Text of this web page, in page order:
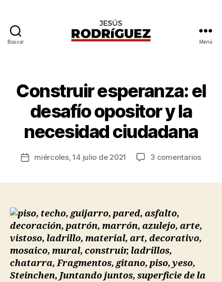
Buscar Menú
Categorías
T
A
S
O
C
I
E
D
A
D
Construir esperanza: el
desafío opositor y la
necesidad ciudadana
Autor
entrada
r
e
ú
u
e
Fechamiércoles, 14 julio de 2021 3 comentariosen
la